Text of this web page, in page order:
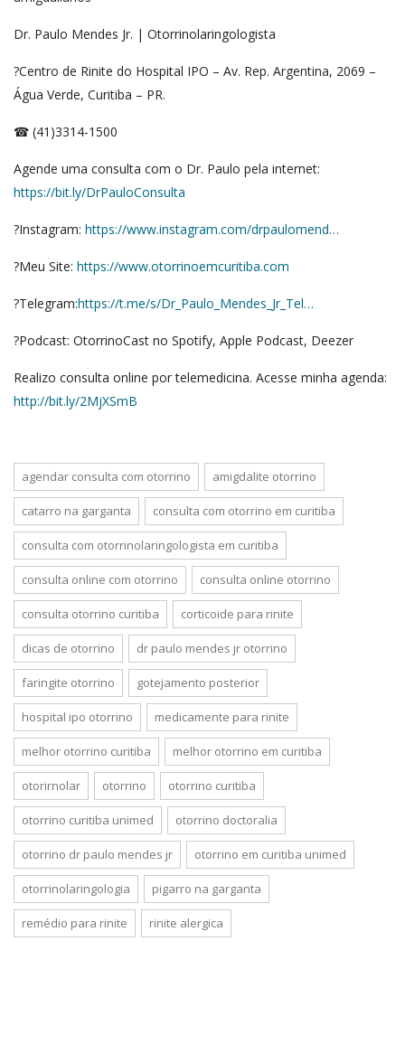
Dr. Paulo Mendes Jr. | Otorrinolaringologista
?Centro de Rinite do Hospital IPO – Av. Rep. Argentina, 2069 –
Água Verde, Curitiba – PR.
☎ (41)3314-1500
Agende uma consulta com o Dr. Paulo pela internet:
https://bit.ly/DrPauloConsulta
?Instagram: https://www.instagram.com/drpaulomend…
?Meu Site: https://www.otorrinoemcuritiba.com
?Telegram:https://t.me/s/Dr_Paulo_Mendes_Jr_Tel…
?Podcast: OtorrinoCast no Spotify, Apple Podcast, Deezer
Realizo consulta online por telemedicina. Acesse minha agenda:
http://bit.ly/2MjXSmB
agendar consulta com otorrino amigdalite otorrino
catarro na garganta consulta com otorrino em curitiba
consulta com otorrinolaringologista em curitiba
consulta online com otorrino consulta online otorrino
consulta otorrino curitiba corticoide para rinite
dicas de otorrino dr paulo mendes jr otorrino
faringite otorrino gotejamento posterior
hospital ipo otorrino medicamente para rinite
melhor otorrino curitiba melhor otorrino em curitiba
otorirnolar otorrino otorrino curitiba
otorrino curitiba unimed otorrino doctoralia
otorrino dr paulo mendes jr otorrino em curitiba unimed
otorrinolaringologia pigarro na garganta
remédio para rinite rinite alergica